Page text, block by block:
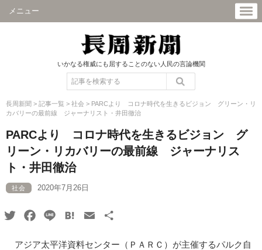
メニュー
いかなる権威にも屈することのない人民の言論機関
長周新聞 > 記事一覧 > 社会 > PARCより コロナ時代を生きるビジョン グリーン・リ
カバリーの最前線 ジャーナリスト・井田徹治
PARCより コロナ時代を生きるビジョン グ
リーン・リカバリーの最前線 ジャーナリス
ト・井田徹治
社会 2020年7月26日
TwitterFacebook
Line HatenaEmail
アジア太平洋資料センター（ＰＡＲＣ）が主催するパルク自